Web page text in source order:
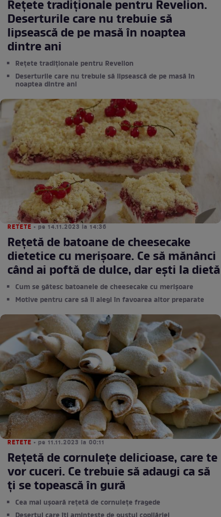
Rețete tradiționale pentru Revelion.
Deserturile care nu trebuie să
lipsească de pe masă în noaptea
dintre ani
Rețete tradiționale pentru Revelion
Deserturile care nu trebuie să lipsească de pe masă în
noaptea dintre ani
RETETE • pe 14.11.2023 la 14:36
Rețetă de batoane de cheesecake
dietetice cu merișoare. Ce să mănânci
când ai poftă de dulce, dar ești la dietă
Cum se gătesc batoanele de cheesecake cu merișoare
Motive pentru care să îl alegi în favoarea altor preparate
RETETE • pe 11.11.2023 la 00:11
Rețetă de cornulețe delicioase, care te
vor cuceri. Ce trebuie să adaugi ca să
ți se topească în gură
Cea mai ușoară rețetă de cornulețe fragede